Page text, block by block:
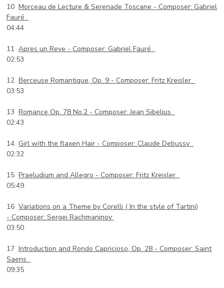
10Morceau de Lecture & Serenade Toscane - Composer: Gabriel
Fauré
04:44
11Apres un Reve - Composer: Gabriel Fauré
02:53
12Berceuse Romantique, Op. 9 - Composer: Fritz Kreisler
03:53
13Romance Op. 78 No.2 - Composer: Jean Sibelius
02:43
14 Girl with the flaxen Hair - Composer: Claude Debussy
02:32
15Praeludium and Allegro - Composer: Fritz Kreisler
05:49
16Variations on a Theme by Corelli ( In the style of Tartini)
- Composer: Sergei Rachmaninov
03:50
17Introduction and Rondo Capricioso, Op. 28 - Composer: Saint
Saens
09:35